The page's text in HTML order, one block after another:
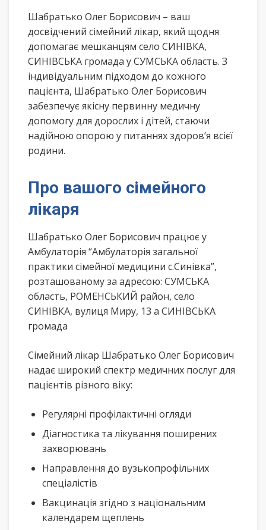
Шабратько Олег Борисович – ваш
досвідчений сімейний лікар, який щодня
допомагає мешканцям село СИНІВКА,
СИНІВСЬКА громада у СУМСЬКА область. З
індивідуальним підходом до кожного
пацієнта, Шабратько Олег Борисович
забезпечує якісну первинну медичну
допомогу для дорослих і дітей, стаючи
надійною опорою у питаннях здоров’я всієї
родини.
Про вашого сімейного
лікаря
Шабратько Олег Борисович працює у
Амбулаторія “Амбулаторія загальної
практики сімейної медицини с.Синівка”,
розташованому за адресою: СУМСЬКА
область, РОМЕНСЬКИЙ район, село
СИНІВКА, вулиця Миру, 13 а СИНІВСЬКА
громада
Сімейний лікар Шабратько Олег Борисович
надає широкий спектр медичних послуг для
пацієнтів різного віку:
Регулярні профілактичні огляди
Діагностика та лікування поширених
захворювань
Направлення до вузькопрофільних
спеціалістів
Вакцинація згідно з національним
календарем щеплень